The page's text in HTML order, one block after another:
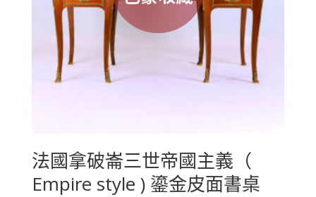
法國拿破崙三世帝國主義（
Empire style ) 鎏金皮面書桌